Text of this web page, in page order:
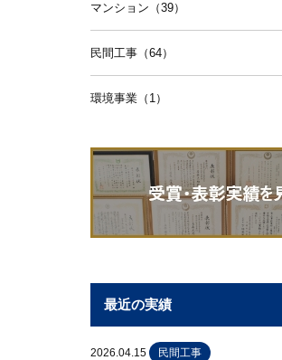
マンション（39）
民間工事（64）
環境事業（1）
最近の実績
2026.04.15 民間工事